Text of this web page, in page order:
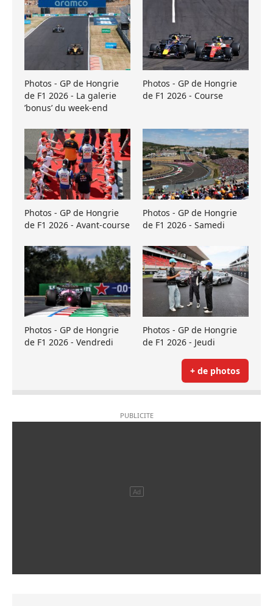
Photos - GP de Hongrie
de F1 2026 - La galerie
’bonus’ du week-end
Photos - GP de Hongrie
de F1 2026 - Course
Photos - GP de Hongrie
de F1 2026 - Avant-course
Photos - GP de Hongrie
de F1 2026 - Samedi
Photos - GP de Hongrie
de F1 2026 - Vendredi
Photos - GP de Hongrie
de F1 2026 - Jeudi
+ de photos